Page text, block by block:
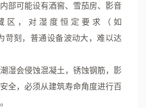
部可能设有酒窖、雪茄房、影音
区，对湿度恒定要求（如
苛刻，普通设备波动大，难以达
湿会侵蚀混凝土，锈蚀钢筋，影
全，必须从建筑寿命角度进行百